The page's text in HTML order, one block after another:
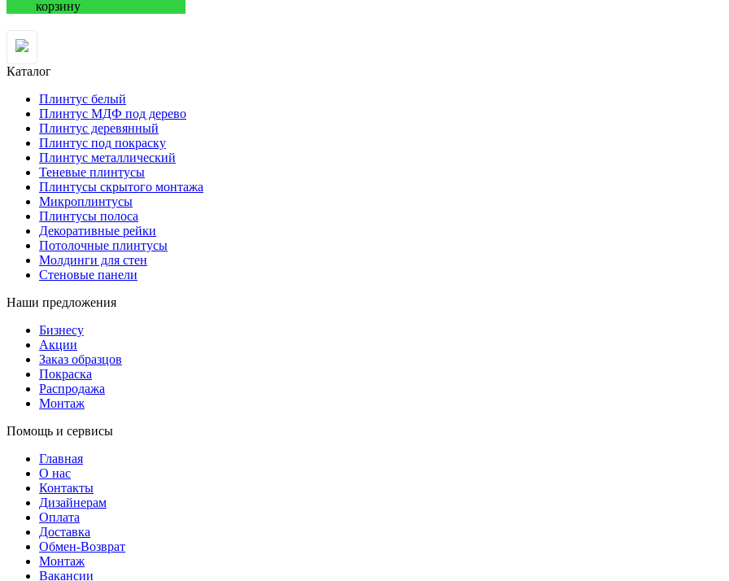
Каталог
Плинтус белый
Плинтус МДФ под дерево
Плинтус деревянный
Плинтус под покраску
Плинтус металлический
Теневые плинтусы
Плинтусы скрытого монтажа
Микроплинтусы
Плинтусы полоса
Декоративные рейки
Потолочные плинтусы
Молдинги для стен
Стеновые панели
Наши предложения
Бизнесу
Акции
Заказ образцов
Покраска
Распродажа
Монтаж
Помощь и сервисы
Главная
О нас
Контакты
Дизайнерам
Оплата
Доставка
Обмен-Возврат
Монтаж
Вакансии